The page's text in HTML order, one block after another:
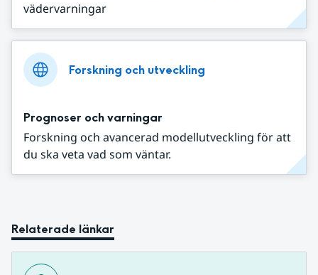
vädervarningar
Forskning och utveckling
Prognoser och varningar
Forskning och avancerad modellutveckling för att
du ska veta vad som väntar.
Relaterade länkar